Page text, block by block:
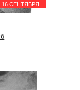
16 СЕНТЯБРЯ